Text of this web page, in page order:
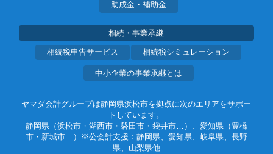
助成金・補助金
相続・事業承継
相続税申告サービス 相続税シミュレーション
中小企業の事業承継とは
ヤマダ会計グループは静岡県浜松市を拠点に次のエリアをサポー
トしています。
静岡県（浜松市・湖西市・磐田市・袋井市…）、愛知県（豊橋
市・新城市…）※公会計支援：静岡県、愛知県、岐阜県、長野
県、山梨県他